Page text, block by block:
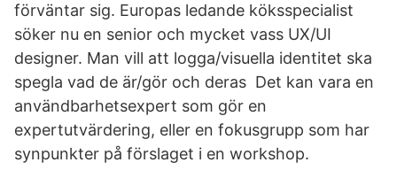
förväntar sig. Europas ledande köksspecialist
söker nu en senior och mycket vass UX/UI
designer. Man vill att logga/visuella identitet ska
spegla vad de är/gör och deras Det kan vara en
användbarhetsexpert som gör en
expertutvärdering, eller en fokusgrupp som har
synpunkter på förslaget i en workshop.